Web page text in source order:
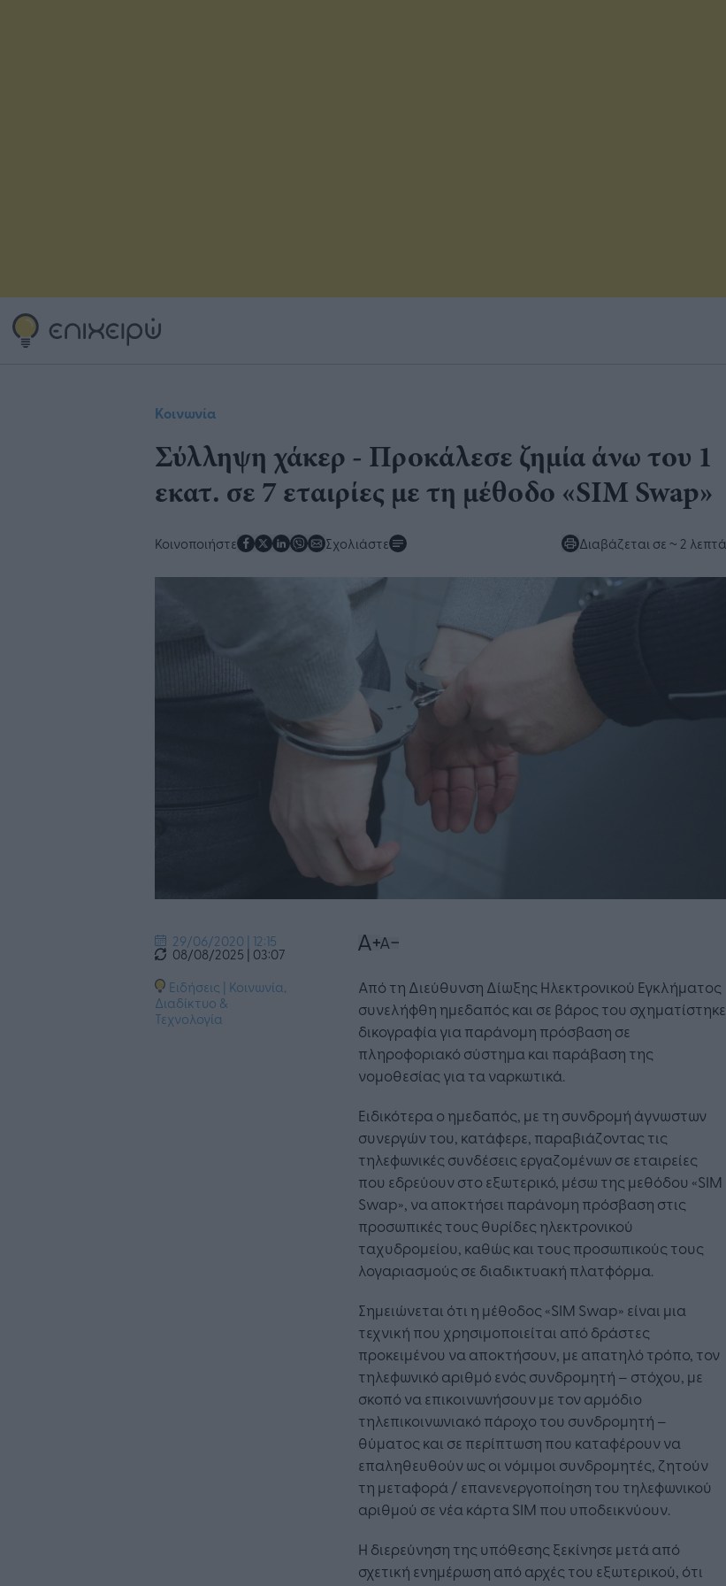
Κοινωνία
Σύλληψη χάκερ - Προκάλεσε ζημία άνω του 1
εκατ. σε 7 εταιρίες​ με τη μέθοδο «SIM Swap»​
Κοινοποιήστε Σχολιάστε Διαβάζεται σε ~ 2 λεπτά
29/06/2020 | 12:15
08/08/2025 | 03:07
Ειδήσεις | Κοινωνία,
Διαδίκτυο &
Τεχνολογία
Από τη Διεύθυνση Δίωξης Ηλεκτρονικού Εγκλήματος
συνελήφθη ημεδαπός και σε βάρος του σχηματίστηκε
δικογραφία για παράνομη πρόσβαση σε
πληροφοριακό σύστημα και παράβαση της
νομοθεσίας για τα ναρκωτικά.
Ειδικότερα ο ημεδαπός, με τη συνδρομή άγνωστων
συνεργών του, κατάφερε, παραβιάζοντας τις
τηλεφωνικές συνδέσεις εργαζομένων σε εταιρείες
που εδρεύουν στο εξωτερικό, μέσω της μεθόδου «SIM
Swap», να αποκτήσει παράνομη πρόσβαση στις
προσωπικές τους θυρίδες ηλεκτρονικού
ταχυδρομείου, καθώς και τους προσωπικούς τους
λογαριασμούς σε διαδικτυακή πλατφόρμα.
Σημειώνεται ότι η μέθοδος «SIM Swap» είναι μια
τεχνική που χρησιμοποιείται από δράστες
προκειμένου να αποκτήσουν, με απατηλό τρόπο, τον
τηλεφωνικό αριθμό ενός συνδρομητή – στόχου, με
σκοπό να επικοινωνήσουν με τον αρμόδιο
τηλεπικοινωνιακό πάροχο του συνδρομητή –
θύματος και σε περίπτωση που καταφέρουν να
επαληθευθούν ως οι νόμιμοι συνδρομητές, ζητούν
τη μεταφορά / επανενεργοποίηση του τηλεφωνικού
αριθμού σε νέα κάρτα SIM που υποδεικνύουν.
Η διερεύνηση της υπόθεσης ξεκίνησε μετά από
σχετική ενημέρωση από αρχές του εξωτερικού, ότι